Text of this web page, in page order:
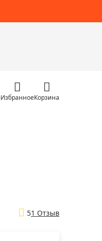
контроля
ИзбранноеКорзина
51 Отзыв